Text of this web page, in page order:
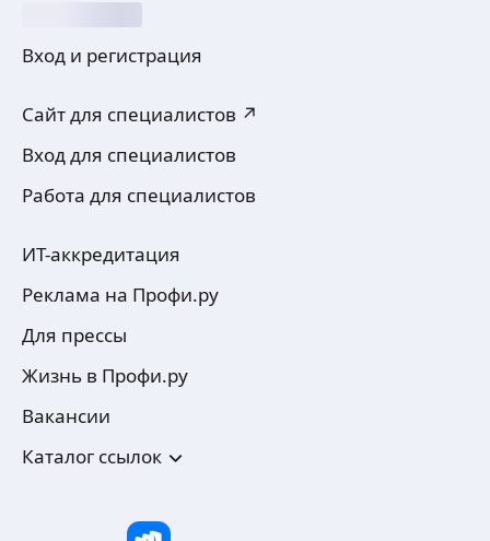
Вход и регистрация
Сайт для специалистов ↗
Вход для специалистов
Работа для специалистов
ИТ-аккредитация
Реклама на Профи.ру
Для прессы
Жизнь в Профи.ру
Вакансии
Каталог ссылок